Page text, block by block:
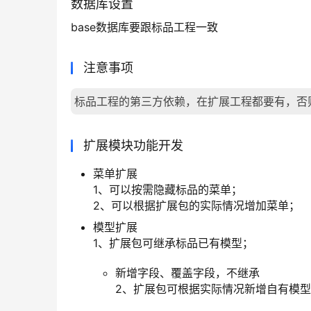
数据库设置
base数据库要跟标品工程一致
注意事项
标品工程的第三方依赖，在扩展工程都要有，
扩展模块功能开发
菜单扩展
1、可以按需隐藏标品的菜单；
2、可以根据扩展包的实际情况增加菜单；
模型扩展
1、扩展包可继承标品已有模型；
新增字段、覆盖字段，不继承
2、扩展包可根据实际情况新增自有模型